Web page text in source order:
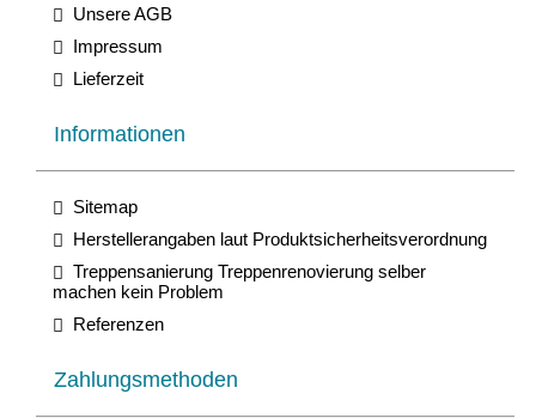
Unsere AGB
Impressum
Lieferzeit
Informationen
Sitemap
Herstellerangaben laut Produktsicherheitsverordnung
Treppensanierung Treppenrenovierung selber
machen kein Problem
Referenzen
Zahlungsmethoden